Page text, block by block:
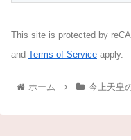
This site is protected by
and Terms of Service apply.
ホーム 今上天皇